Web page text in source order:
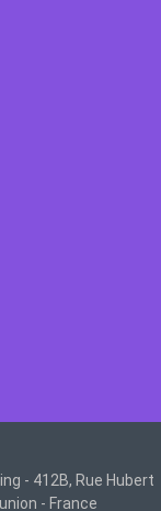
- 412B, Rue Hubert
- France